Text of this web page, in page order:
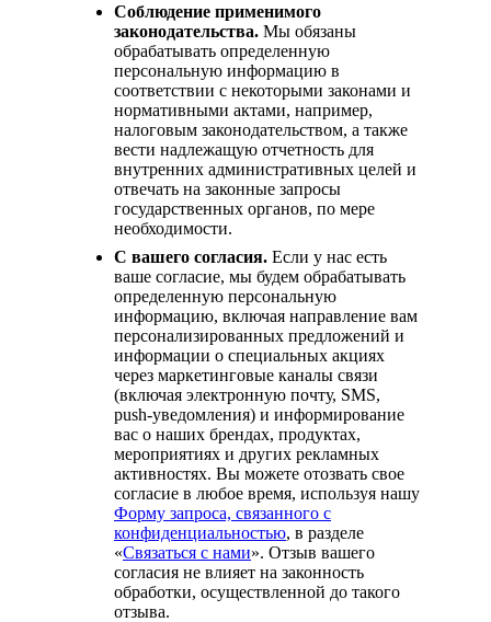
Соблюдение применимого
законодательства. Мы обязаны
обрабатывать определенную
персональную информацию в
соответствии с некоторыми законами и
нормативными актами, например,
налоговым законодательством, а также
вести надлежащую отчетность для
внутренних административных целей и
отвечать на законные запросы
государственных органов, по мере
необходимости.
С вашего согласия. Если у нас есть
ваше согласие, мы будем обрабатывать
определенную персональную
информацию, включая направление вам
персонализированных предложений и
информации о специальных акциях
через маркетинговые каналы связи
(включая электронную почту, SMS,
push-уведомления) и информирование
вас о наших брендах, продуктах,
мероприятиях и других рекламных
активностях. Вы можете отозвать свое
согласие в любое время, используя нашу
Форму запроса, связанного с
конфиденциальностью, в разделе
«Связаться с нами». Отзыв вашего
согласия не влияет на законность
обработки, осуществленной до такого
отзыва.